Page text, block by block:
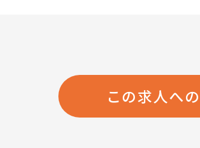
この求人へ